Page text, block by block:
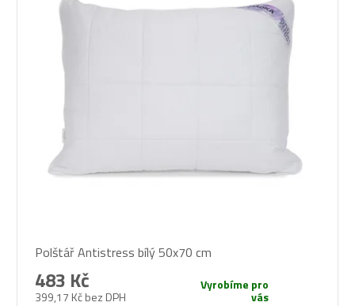
hodnocení
produktu
je
Polštář Antistress bílý 50x70 cm
399,17 Kč bez DPH
483 Kč Vyrobíme pro
vás